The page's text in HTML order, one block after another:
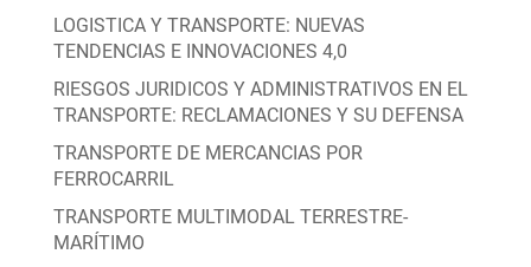
LOGISTICA Y TRANSPORTE: NUEVAS
TENDENCIAS E INNOVACIONES 4,0
RIESGOS JURIDICOS Y ADMINISTRATIVOS EN EL
TRANSPORTE: RECLAMACIONES Y SU DEFENSA
TRANSPORTE DE MERCANCIAS POR
FERROCARRIL
TRANSPORTE MULTIMODAL TERRESTRE-
MARÍTIMO